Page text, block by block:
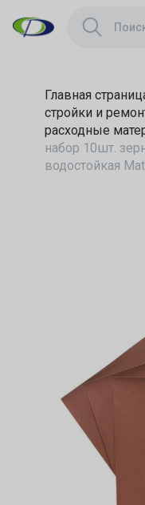
Главная
стройки и
расходные
набор 10шт.
водостойкая
75614